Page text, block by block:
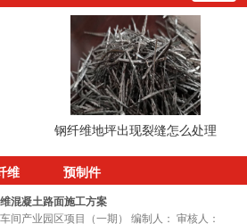
钢纤维地坪出现裂缝怎么处理
维 预制件
混凝土路面施工方案
产业园区项目（一期） 编制人： 审核人：